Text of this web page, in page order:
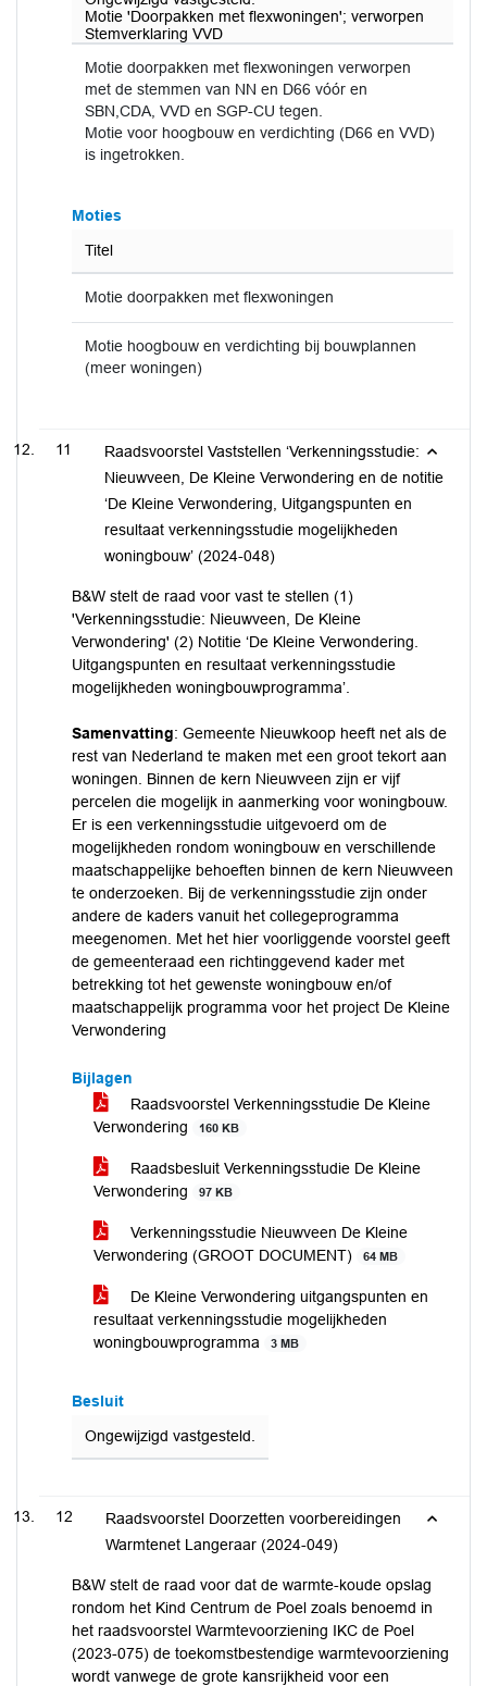
Motie 'Doorpakken met flexwoningen'; verworpen
Stemverklaring VVD
Motie doorpakken met flexwoningen verworpen
met de stemmen van NN en D66 vóór en
SBN,CDA, VVD en SGP-CU tegen.
Motie voor hoogbouw en verdichting (D66 en VVD)
is ingetrokken.
Moties
Titel
Motie doorpakken met flexwoningen
Motie hoogbouw en verdichting bij bouwplannen
(meer woningen)
11
Raadsvoorstel Vaststellen ‘Verkenningsstudie:
Nieuwveen, De Kleine Verwondering en de notitie
‘De Kleine Verwondering, Uitgangspunten en
resultaat verkenningsstudie mogelijkheden
woningbouw’ (2024-048)
B&W stelt de raad voor vast te stellen (1)
'Verkenningsstudie: Nieuwveen, De Kleine
Verwondering' (2) Notitie ‘De Kleine Verwondering.
Uitgangspunten en resultaat verkenningsstudie
mogelijkheden woningbouwprogramma’.
Samenvatting: Gemeente Nieuwkoop heeft net als de
rest van Nederland te maken met een groot tekort aan
woningen. Binnen de kern Nieuwveen zijn er vijf
percelen die mogelijk in aanmerking voor woningbouw.
Er is een verkenningsstudie uitgevoerd om de
mogelijkheden rondom woningbouw en verschillende
maatschappelijke behoeften binnen de kern Nieuwveen
te onderzoeken. Bij de verkenningsstudie zijn onder
andere de kaders vanuit het collegeprogramma
meegenomen. Met het hier voorliggende voorstel geeft
de gemeenteraad een richtinggevend kader met
betrekking tot het gewenste woningbouw en/of
maatschappelijk programma voor het project De Kleine
Verwondering
Bijlagen
Raadsvoorstel Verkenningsstudie De Kleine
Verwondering
160 KB
Raadsbesluit Verkenningsstudie De Kleine
Verwondering
97 KB
Verkenningsstudie Nieuwveen De Kleine
Verwondering (GROOT DOCUMENT)
64 MB
De Kleine Verwondering uitgangspunten en
resultaat verkenningsstudie mogelijkheden
woningbouwprogramma
3 MB
Besluit
Ongewijzigd vastgesteld.
12
Raadsvoorstel Doorzetten voorbereidingen
Warmtenet Langeraar (2024-049)
B&W stelt de raad voor dat de warmte-koude opslag
rondom het Kind Centrum de Poel zoals benoemd in
het raadsvoorstel Warmtevoorziening IKC de Poel
(2023-075) de toekomstbestendige warmtevoorziening
wordt vanwege de grote kansrijkheid voor een